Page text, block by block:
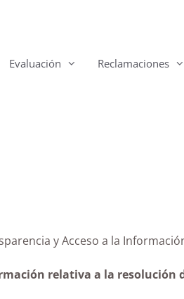
Evaluación Reclamaciones
y Acceso a la
relativa a la resolución